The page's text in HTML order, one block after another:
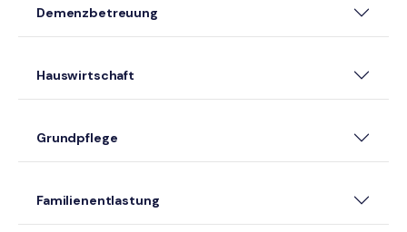
Demenzbetreuung
Hauswirtschaft
Grundpflege
Familienentlastung